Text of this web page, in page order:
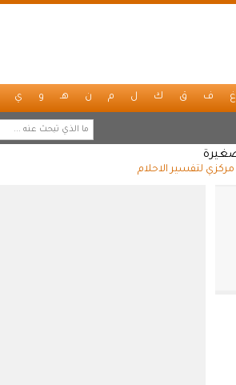
غ ف ق ك ل م ن هـ و ي
لتفسير الاحلام